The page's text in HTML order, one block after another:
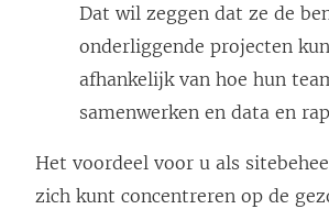
Dat wil zeggen dat ze de
onderliggende projecten
afhankelijk van hoe hun
samenwerken en data en
Het voordeel voor u als
zich kunt concentreren op de